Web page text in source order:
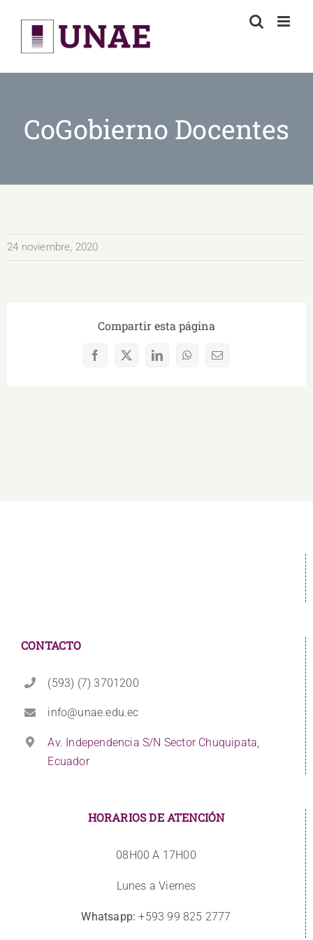
content
CoGobierno Docentes
24 noviembre, 2020
Compartir esta página
Facebook
X LinkedInWhatsAppCorreo
CONTACTO
(593) (7) 3701200
info@unae.edu.ec
Av. Independencia S/N Sector Chuquipata,
Ecuador
HORARIOS DE ATENCIÓN
08H00 A 17H00
Lunes a Viernes
Whatsapp: +593 99 825 2777